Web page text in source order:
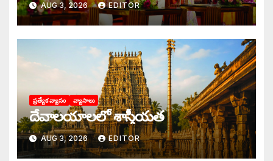
AUG 3, 2026 EDITOR
ప్రత్యేక వ్యాసం వ్యాసాలు
దేవాలయాలలో శాస్త్రీయత
AUG 3, 2026 EDITOR